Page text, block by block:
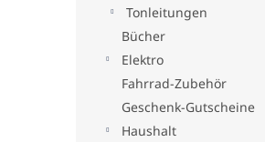
Tonleitungen
Bücher
Elektro
Fahrrad-Zubehör
Geschenk-Gutscheine
Haushalt